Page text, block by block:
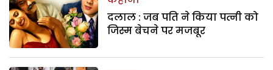
दलाल : जब पति ने किया पत्नी को
जिस्म बेचने पर मजबूर